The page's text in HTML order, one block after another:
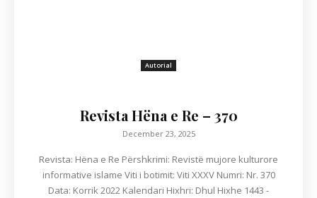
Autorial
Revista Hëna e Re – 370
December 23, 2025
Revista: Hëna e Re Përshkrimi: Revistë mujore kulturore
informative islame Viti i botimit: Viti XXXV Numri: Nr. 370
Data: Korrik 2022 Kalendari Hixhri: Dhul Hixhe 1443 -